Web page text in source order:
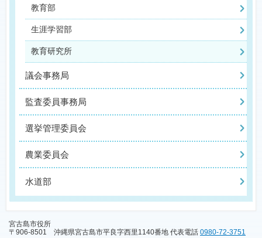
教育部
生涯学習部
教育研究所
議会事務局
監査委員事務局
選挙管理委員会
農業委員会
水道部
宮古島市役所
〒906-8501 沖縄県宮古島市平良字西里1140番地 代表電話 0980-72-3751